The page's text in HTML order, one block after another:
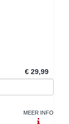
€ 29,99
MEER INFO